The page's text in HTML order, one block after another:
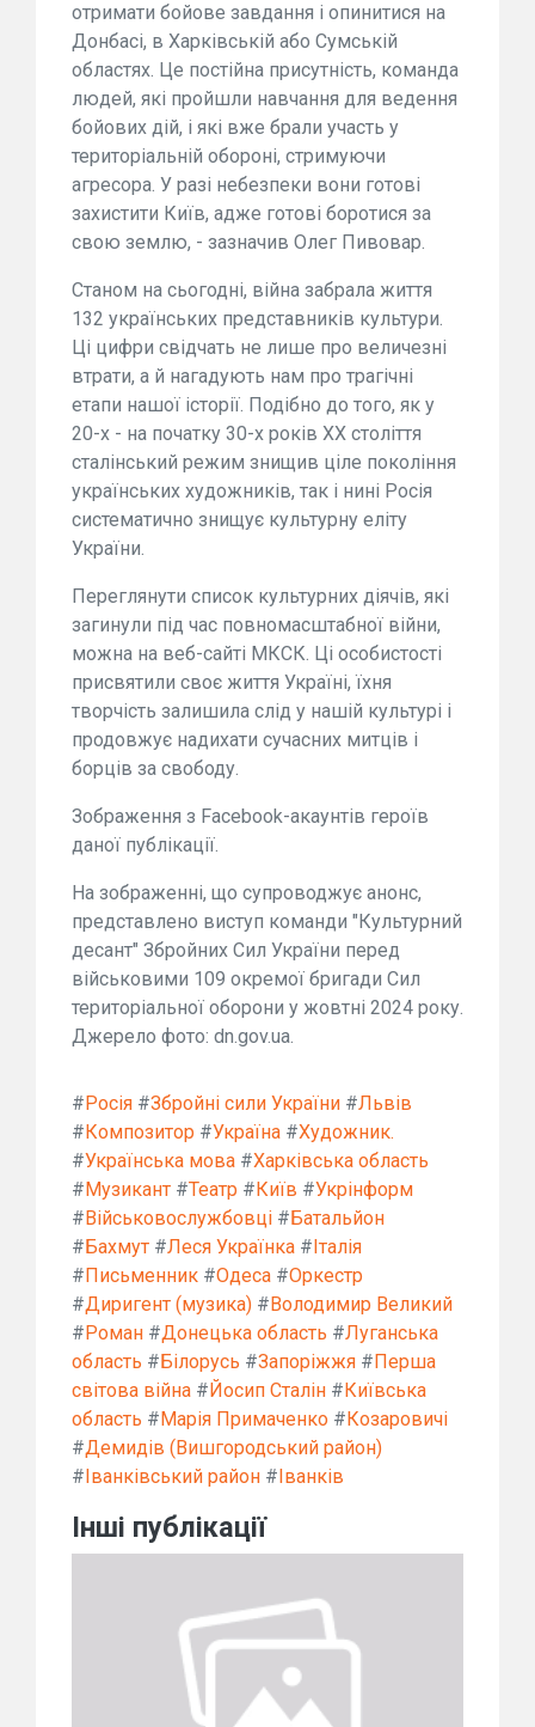
отримати бойове завдання і опинитися на
Донбасі, в Харківській або Сумській
областях. Це постійна присутність, команда
людей, які пройшли навчання для ведення
бойових дій, і які вже брали участь у
територіальній обороні, стримуючи
агресора. У разі небезпеки вони готові
захистити Київ, адже готові боротися за
свою землю, - зазначив Олег Пивовар.
Станом на сьогодні, війна забрала життя
132 українських представників культури.
Ці цифри свідчать не лише про величезні
втрати, а й нагадують нам про трагічні
етапи нашої історії. Подібно до того, як у
20-х - на початку 30-х років ХХ століття
сталінський режим знищив ціле покоління
українських художників, так і нині Росія
систематично знищує культурну еліту
України.
Переглянути список культурних діячів, які
загинули під час повномасштабної війни,
можна на веб-сайті МКСК. Ці особистості
присвятили своє життя Україні, їхня
творчість залишила слід у нашій культурі і
продовжує надихати сучасних митців і
борців за свободу.
Зображення з Facebook-акаунтів героїв
даної публікації.
На зображенні, що супроводжує анонс,
представлено виступ команди "Культурний
десант" Збройних Сил України перед
військовими 109 окремої бригади Сил
територіальної оборони у жовтні 2024 року.
Джерело фото: dn.gov.ua.
# Росія #Збройні сили України #Львів
# Композитор #Україна #Художник.
#Українська мова #Харківська область
# Музикант #Театр # Київ #Укрінформ
# Військовослужбовці # Батальйон
# Бахмут #Леся Українка # Італія
# Письменник #Одеса #Оркестр
#Диригент (музика) # Володимир Великий
# Роман #Донецька область #Луганська
область # Білорусь #Запоріжжя # Перша
світова війна # Йосип Сталін # Київська
область # Марія Примаченко # Козаровичі
#Демидів (Вишгородський район)
# Іванківський район # Іванків
Інші публікації